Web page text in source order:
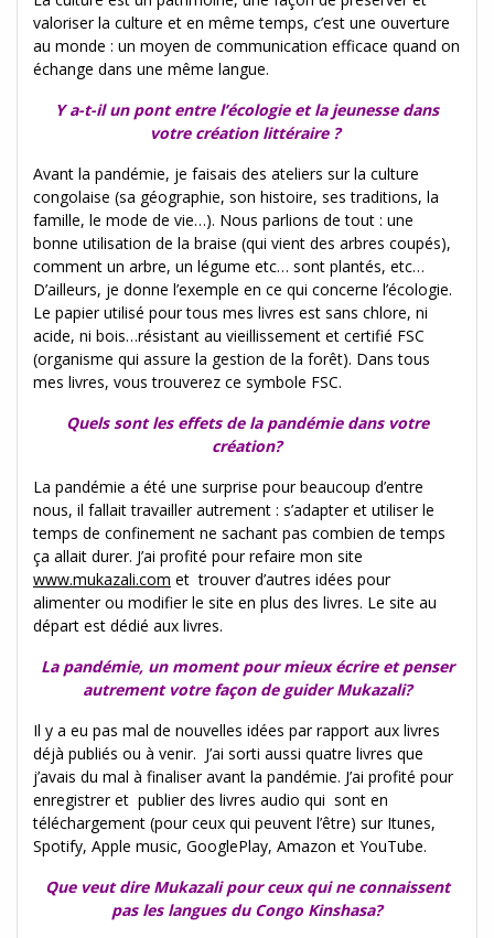
valoriser la culture et en même temps, c’est une ouverture
au monde : un moyen de communication efficace quand on
échange dans une même langue.
Y a-t-il un pont entre l’écologie et la jeunesse dans
votre création littéraire ?
Avant la pandémie, je faisais des ateliers sur la culture
congolaise (sa géographie, son histoire, ses traditions, la
famille, le mode de vie…). Nous parlions de tout : une
bonne utilisation de la braise (qui vient des arbres coupés),
comment un arbre, un légume etc… sont plantés, etc…
D’ailleurs, je donne l’exemple en ce qui concerne l’écologie.
Le papier utilisé pour tous mes livres est sans chlore, ni
acide, ni bois…résistant au vieillissement et certifié FSC
(organisme qui assure la gestion de la forêt). Dans tous
mes livres, vous trouverez ce symbole FSC.
Quels sont les effets de la pandémie dans votre
création?
La pandémie a été une surprise pour beaucoup d’entre
nous, il fallait travailler autrement : s’adapter et utiliser le
temps de confinement ne sachant pas combien de temps
ça allait durer. J’ai profité pour refaire mon site
www.mukazali.com et trouver d’autres idées pour
alimenter ou modifier le site en plus des livres. Le site au
départ est dédié aux livres.
La pandémie, un moment pour mieux écrire et penser
autrement votre façon de guider Mukazali?
Il y a eu pas mal de nouvelles idées par rapport aux livres
déjà publiés ou à venir. J’ai sorti aussi quatre livres que
j’avais du mal à finaliser avant la pandémie. J’ai profité pour
enregistrer et publier des livres audio qui sont en
téléchargement (pour ceux qui peuvent l’être) sur Itunes,
Spotify, Apple music, GooglePlay, Amazon et YouTube.
Que veut dire Mukazali pour ceux qui ne connaissent
pas les langues du Congo Kinshasa?